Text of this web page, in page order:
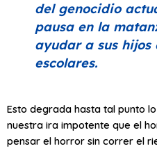
del genocidio
pausa en la
ayudar a sus hijos
escolares.
Esto degrada hasta tal punto
nuestra ira impotente que el
pensar el horror sin correr el